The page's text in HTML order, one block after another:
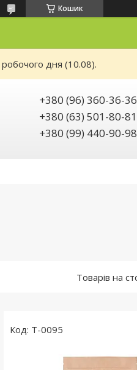
Кошик
дня (10.08).
+380 (96) 360-36-36
+380 (63) 501-80-81
+380 (99) 440-90-98
T-0095